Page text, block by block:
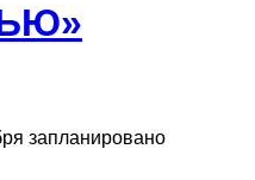
запланировано